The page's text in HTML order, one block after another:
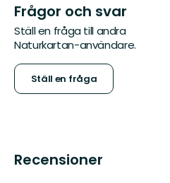
Frågor och svar
Ställ en fråga till andra
Naturkartan-användare.
Ställ en fråga
Recensioner